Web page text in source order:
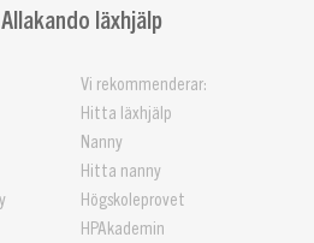
läxhjälp
Vi rekommenderar:
Hitta läxhjälp
Nanny
Hitta nanny
Högskoleprovet
HPAkademin